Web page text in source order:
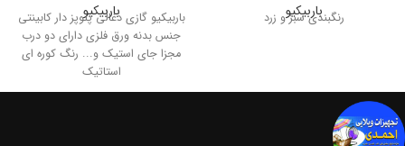
باربیکیو
رنگبندی سبز و زرد
باربیکیو
باربیکیو گازی ذغالی پلوپز دار کابینتی
جنس بدنه ورق فلزی دارای دو درب
مجزا جای استیک و... رنگ کوره ای
استاتیک